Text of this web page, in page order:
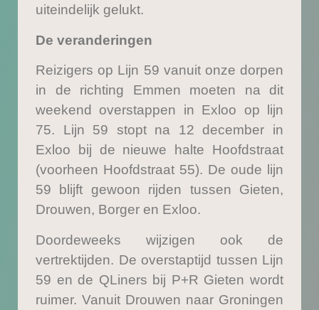
uiteindelijk gelukt.
De veranderingen
Reizigers op Lijn 59 vanuit onze dorpen
in de richting Emmen moeten na dit
weekend overstappen in Exloo op lijn
75. Lijn 59 stopt na 12 december in
Exloo bij de nieuwe halte Hoofdstraat
(voorheen Hoofdstraat 55). De oude lijn
59 blijft gewoon rijden tussen Gieten,
Drouwen, Borger en Exloo.
Doordeweeks wijzigen ook de
vertrektijden. De overstaptijd tussen Lijn
59 en de QLiners bij P+R Gieten wordt
ruimer. Vanuit Drouwen naar Groningen